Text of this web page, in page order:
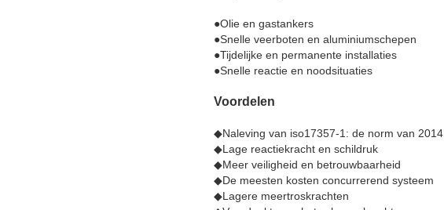
●Olie en gastankers
●Snelle veerboten en aluminiumschepen
●Tijdelijke en permanente installaties
●Snelle reactie en noodsituaties
Voordelen
◆Naleving van iso17357-1: de norm van 2014
◆Lage reactiekracht en schildruk
◆Meer veiligheid en betrouwbaarheid
◆De meesten kosten concurrerend systeem
◆Lagere meertroskrachten